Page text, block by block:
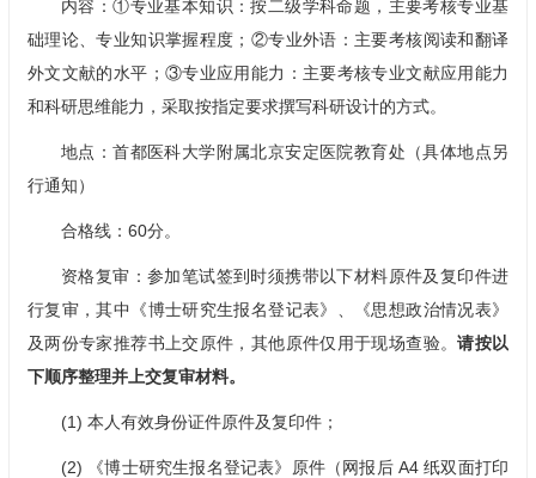
内容：①专业基本知识：按二级学科命题，主要考核专业基
础理论、专业知识掌握程度；②专业外语：主要考核阅读和翻译
外文文献的水平；③专业应用能力：主要考核专业文献应用能力
和科研思维能力，采取按指定要求撰写科研设计的方式。
地点：首都医科大学附属北京安定医院教育处（具体地点另
行通知）
合格线：60分。
资格复审：参加笔试签到时须携带以下材料原件及复印件进
行复审，其中《博士研究生报名登记表》、《思想政治情况表》
及两份专家推荐书上交原件，其他原件仅用于现场查验。请按以
下顺序整理并上交复审材料。
(1) 本人有效身份证件原件及复印件；
(2) 《博士研究生报名登记表》原件（网报后 A4 纸双面打印